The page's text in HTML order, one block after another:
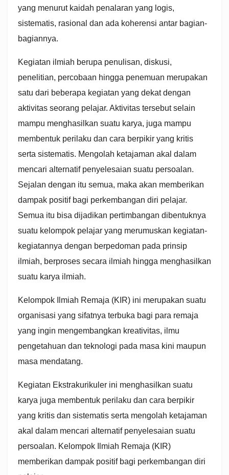
yang menurut kaidah penalaran yang logis,
sistematis, rasional dan ada koherensi antar bagian-
bagiannya.
Kegiatan ilmiah berupa penulisan, diskusi,
penelitian, percobaan hingga penemuan merupakan
satu dari beberapa kegiatan yang dekat dengan
aktivitas seorang pelajar. Aktivitas tersebut selain
mampu menghasilkan suatu karya, juga mampu
membentuk perilaku dan cara berpikir yang kritis
serta sistematis. Mengolah ketajaman akal dalam
mencari alternatif penyelesaian suatu persoalan.
Sejalan dengan itu semua, maka akan memberikan
dampak positif bagi perkembangan diri pelajar.
Semua itu bisa dijadikan pertimbangan dibentuknya
suatu kelompok pelajar yang merumuskan kegiatan-
kegiatannya dengan berpedoman pada prinsip
ilmiah, berproses secara ilmiah hingga menghasilkan
suatu karya ilmiah.
Kelompok Ilmiah Remaja (KIR) ini merupakan suatu
organisasi yang sifatnya terbuka bagi para remaja
yang ingin mengembangkan kreativitas, ilmu
pengetahuan dan teknologi pada masa kini maupun
masa mendatang.
Kegiatan Ekstrakurikuler ini menghasilkan suatu
karya juga membentuk perilaku dan cara berpikir
yang kritis dan sistematis serta mengolah ketajaman
akal dalam mencari alternatif penyelesaian suatu
persoalan. Kelompok Ilmiah Remaja (KIR)
memberikan dampak positif bagi perkembangan diri